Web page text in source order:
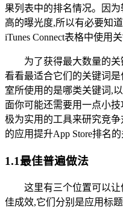
果列表中的排名情况。因
高的曝光度,所以有必要知
iTunes Connect表格中使用关
为了获得最大数量的
看看最适合它们的关键词
室所使用的是哪类关键词,
面你可能还需要用一点小技
极为实用的工具来研究竞
的应用提升App Store排名的
1.1最佳普遍做法
这里有三个位置可以让
佳成效,它们分别是应用标